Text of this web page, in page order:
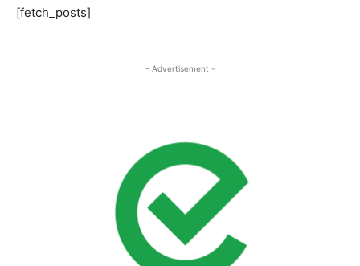
[fetch_posts]
- Advertisement -